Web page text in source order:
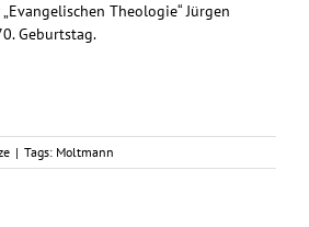
Theologie“ Jürgen
Geburtstag.
| Tags: Moltmann